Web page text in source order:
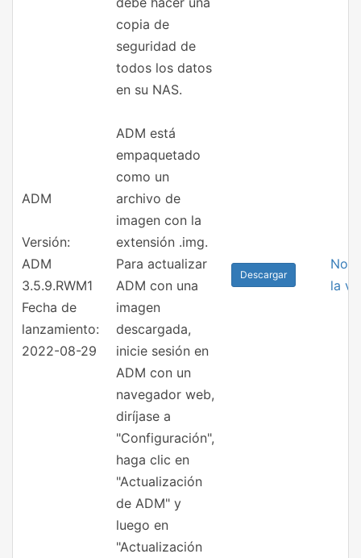
ADM
Versión:
ADM
3.5.9.RWM1
Fecha de
lanzamiento:
2022-08-29
copia de
seguridad de
todos los datos
en su NAS.
ADM está
empaquetado
como un
archivo de
imagen con la
extensión .img.
Para actualizar
ADM con una
imagen
descargada,
inicie sesión en
ADM con un
navegador web,
diríjase a
"Configuración",
haga clic en
"Actualización
de ADM" y
luego en
"Actualización
Descargar
la